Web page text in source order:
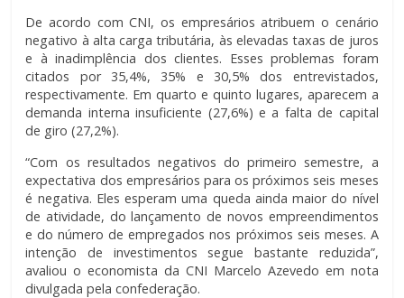
De acordo com CNI, os empresários atribuem o cenário
negativo à alta carga tributária, às elevadas taxas de juros
e à inadimplência dos clientes. Esses problemas foram
citados por 35,4%, 35% e 30,5% dos entrevistados,
respectivamente. Em quarto e quinto lugares, aparecem a
demanda interna insuficiente (27,6%) e a falta de capital
de giro (27,2%).
“Com os resultados negativos do primeiro semestre, a
expectativa dos empresários para os próximos seis meses
é negativa. Eles esperam uma queda ainda maior do nível
de atividade, do lançamento de novos empreendimentos
e do número de empregados nos próximos seis meses. A
intenção de investimentos segue bastante reduzida”,
avaliou o economista da CNI Marcelo Azevedo em nota
divulgada pela confederação.